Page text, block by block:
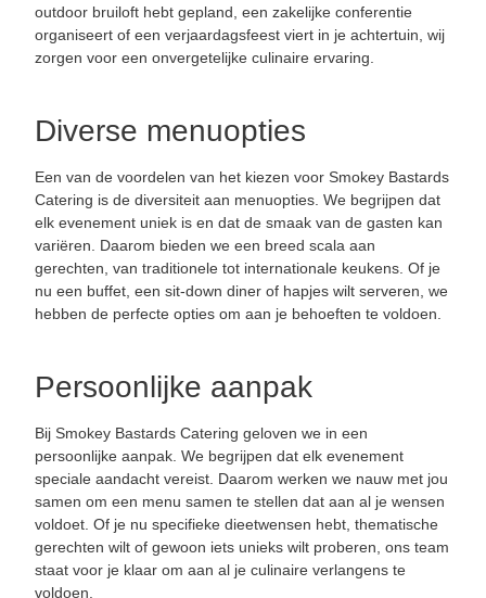
outdoor bruiloft hebt gepland, een zakelijke conferentie
organiseert of een verjaardagsfeest viert in je achtertuin, wij
zorgen voor een onvergetelijke culinaire ervaring.
Diverse menuopties
Een van de voordelen van het kiezen voor Smokey Bastards
Catering is de diversiteit aan menuopties. We begrijpen dat
elk evenement uniek is en dat de smaak van de gasten kan
variëren. Daarom bieden we een breed scala aan
gerechten, van traditionele tot internationale keukens. Of je
nu een buffet, een sit-down diner of hapjes wilt serveren, we
hebben de perfecte opties om aan je behoeften te voldoen.
Persoonlijke aanpak
Bij Smokey Bastards Catering geloven we in een
persoonlijke aanpak. We begrijpen dat elk evenement
speciale aandacht vereist. Daarom werken we nauw met jou
samen om een menu samen te stellen dat aan al je wensen
voldoet. Of je nu specifieke dieetwensen hebt, thematische
gerechten wilt of gewoon iets unieks wilt proberen, ons team
staat voor je klaar om aan al je culinaire verlangens te
voldoen.